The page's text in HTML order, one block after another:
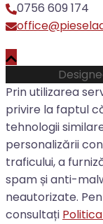
0756 609 174
Prin utilizarea
privire la faptul
tehnologii
personalizării
traficului, a
spam și anti-
neautorizate.
consultați